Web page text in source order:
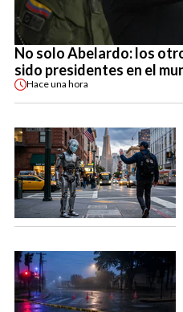
No solo Abelardo: los
sido presidentes en el
Haceuna hora